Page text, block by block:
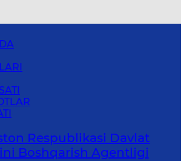
Respublikasi Davlat
Boshqarish Agentligi